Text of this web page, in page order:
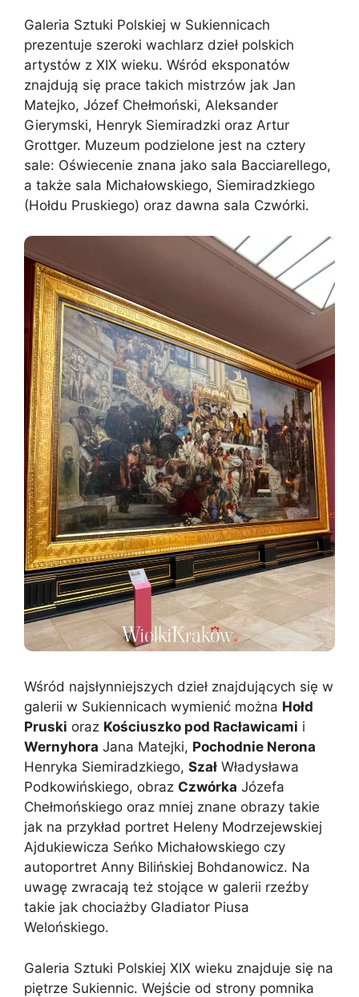
Galeria Sztuki Polskiej w Sukiennicach
prezentuje szeroki wachlarz dzieł polskich
artystów z XIX wieku. Wśród eksponatów
znajdują się prace takich mistrzów jak Jan
Matejko, Józef Chełmoński, Aleksander
Gierymski, Henryk Siemiradzki oraz Artur
Grottger. Muzeum podzielone jest na cztery
sale: Oświecenie znana jako sala Bacciarellego,
a także sala Michałowskiego, Siemiradzkiego
(Hołdu Pruskiego) oraz dawna sala Czwórki.
Wśród najsłynniejszych dzieł znajdujących się w
galerii w Sukiennicach wymienić można Hołd
Pruski oraz Kościuszko pod Racławicami i
Wernyhora Jana Matejki, Pochodnie Nerona
Henryka Siemiradzkiego, Szał Władysława
Podkowińskiego, obraz Czwórka Józefa
Chełmońskiego oraz mniej znane obrazy takie
jak na przykład portret Heleny Modrzejewskiej
Ajdukiewicza Seńko Michałowskiego czy
autoportret Anny Bilińskiej Bohdanowicz. Na
uwagę zwracają też stojące w galerii rzeźby
takie jak chociażby Gladiator Piusa
Welońskiego.
Galeria Sztuki Polskiej XIX wieku znajduje się na
piętrze Sukiennic. Wejście od strony pomnika